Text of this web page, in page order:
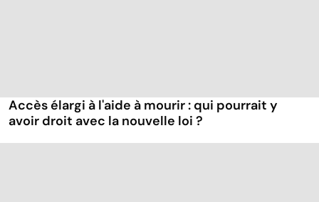
Accès élargi à l'aide à mourir : qui pourrait y
avoir droit avec la nouvelle loi ?